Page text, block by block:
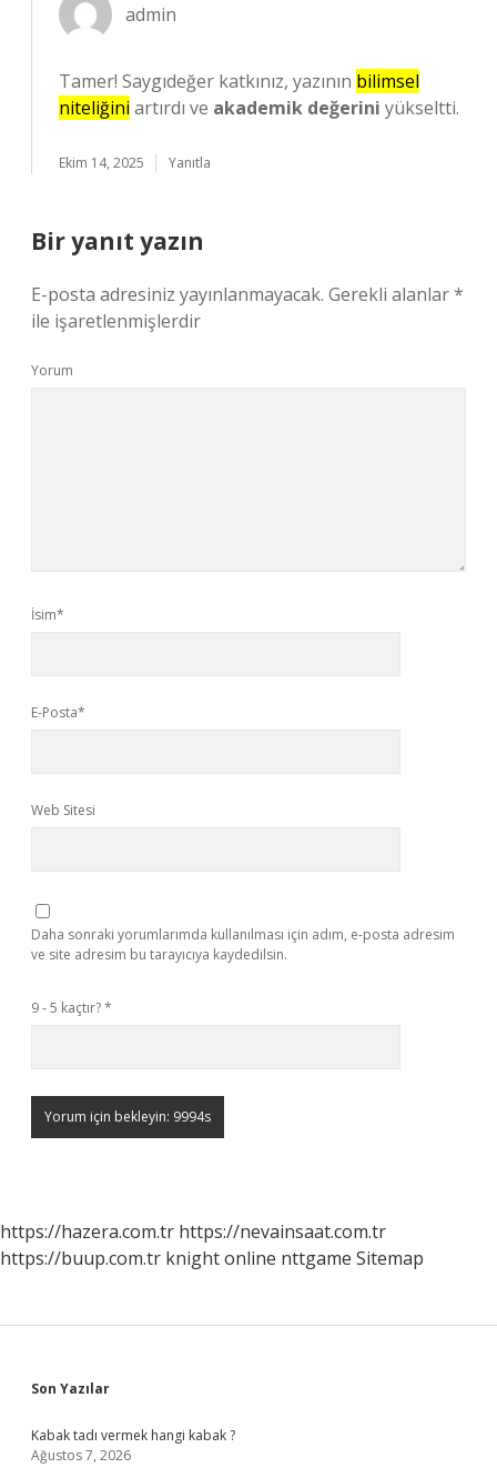
admin
Tamer! Saygıdeğer katkınız, yazının bilimsel
niteliğini artırdı ve akademik değerini yükseltti.
Ekim 14, 2025 Yanıtla
Bir yanıt yazın
E-posta adresiniz yayınlanmayacak. Gerekli alanlar*
ile işaretlenmişlerdir
Yorum
İsim*
E-Posta*
Web Sitesi
Daha sonraki yorumlarımda kullanılması için adım, e-posta adresim
ve site adresim bu tarayıcıya kaydedilsin.
9 - 5 kaçtır?*
https://hazera.com.tr https://nevainsaat.com.tr
https://buup.com.tr knight online nttgame Sitemap
Sidebar
Son Yazılar
Kabak tadı vermek hangi kabak ?
Ağustos 7, 2026